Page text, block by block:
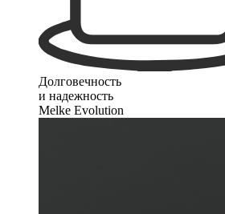
Долговечность
и надежность
Melke Evolution